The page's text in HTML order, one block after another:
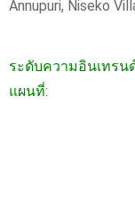
Annupuri, Niseko
ระดับความอินเทรน
แผนที่: